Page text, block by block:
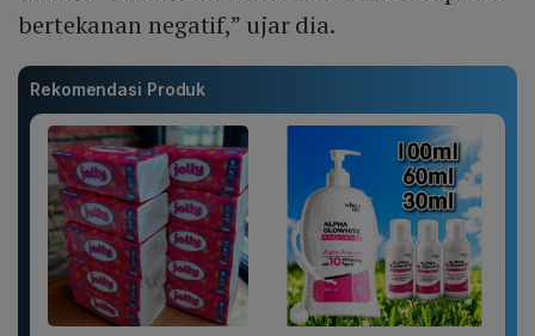
bertekanan negatif,” ujar dia.
Rekomendasi Produk